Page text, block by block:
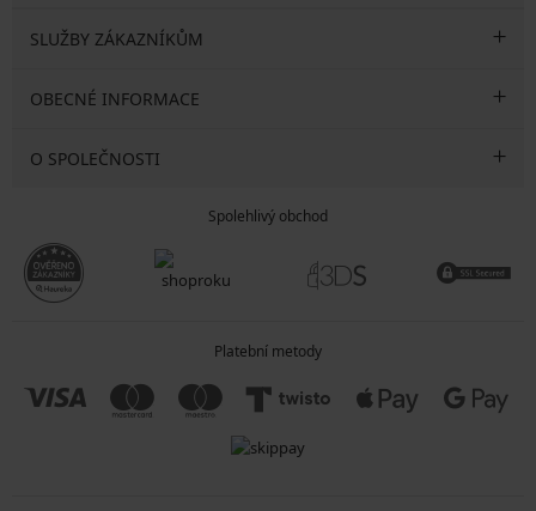
SLUŽBY ZÁKAZNÍKŮM
OBECNÉ INFORMACE
O SPOLEČNOSTI
Spolehlivý obchod
Platební metody